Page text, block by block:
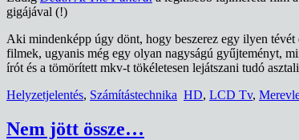
gigájával (!)
Aki mindenképp úgy dönt, hogy beszerez egy ilyen
filmek, ugyanis még egy olyan nagyságú gyűjteményt,
írót és a tömörített mkv-t tökéletesen lejátszani tudó
Helyzetjelentés, Számítástechnika HD, LCD Tv,
Nem jött össze…